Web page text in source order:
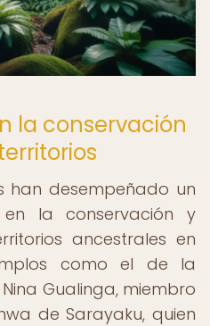
la conservación
han desempeñado un
la conservación y
ancestrales en
como el de la
Gualinga, miembro
de Sarayaku, quien